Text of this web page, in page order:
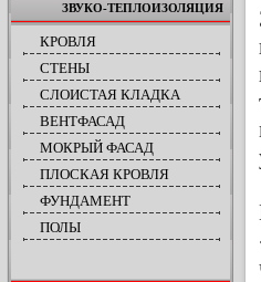
ЗВУКО-ТЕПЛОИЗОЛЯЦИЯ
КРОВЛЯ
СТЕНЫ
СЛОИСТАЯ КЛАДКА
ВЕНТФАСАД
МОКРЫЙ ФАСАД
ПЛОСКАЯ КРОВЛЯ
ФУНДАМЕНТ
ПОЛЫ